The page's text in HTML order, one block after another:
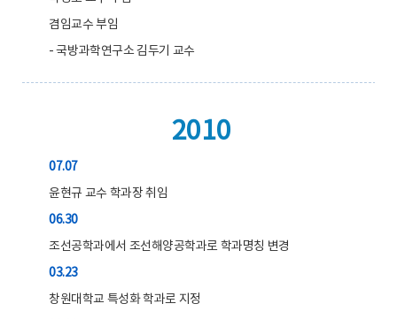
겸임교수 부임
- 국방과학연구소 김두기 교수
2010
07.07
윤현규 교수 학과장 취임
06.30
조선공학과에서 조선해양공학과로 학과명칭 변경
03.23
창원대학교 특성화 학과로 지정